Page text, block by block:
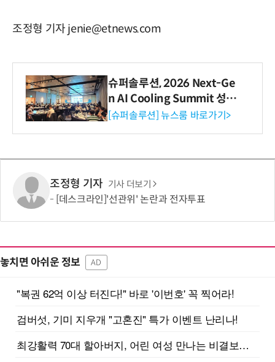
조정형 기자 jenie@etnews.com
슈퍼솔루션, 2026 Next-Ge
n AI Cooling Summit 성황
리 성료
[슈퍼솔루션] 뉴스룸 바로가기>
조정형 기자 기사 더보기
[데스크라인]'선관위' 논란과 전자투표
놓치면 아쉬운 정보 AD